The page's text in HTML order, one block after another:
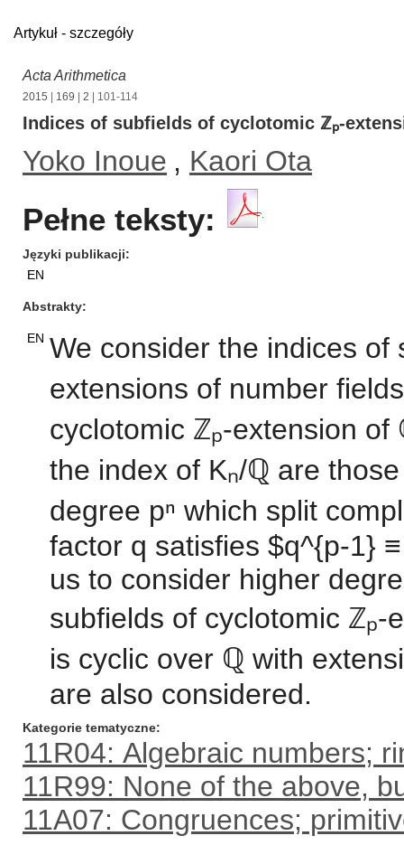
Artykuł - szczegóły
Acta Arithmetica
2015 169 2 | 101-114
Indices of subfields of cyclotomic ℤₚ-
Yoko Inoue , Kaori Ota
Pełne teksty:
Języki publikacji
EN
Abstrakty
EN We consider the indices of
extensions of number
cyclotomic ℤₚ-extension
the index of Kₙ/ℚ are
degree pⁿ which split
factor q satisfies $q^{p-1}
us to consider higher
subfields of cyclotomic
is cyclic over ℚ with
are also considered.
Kategorie tematyczne
11R04: Algebraic numbers;
11R99: None of the above,
11A07: Congruences;